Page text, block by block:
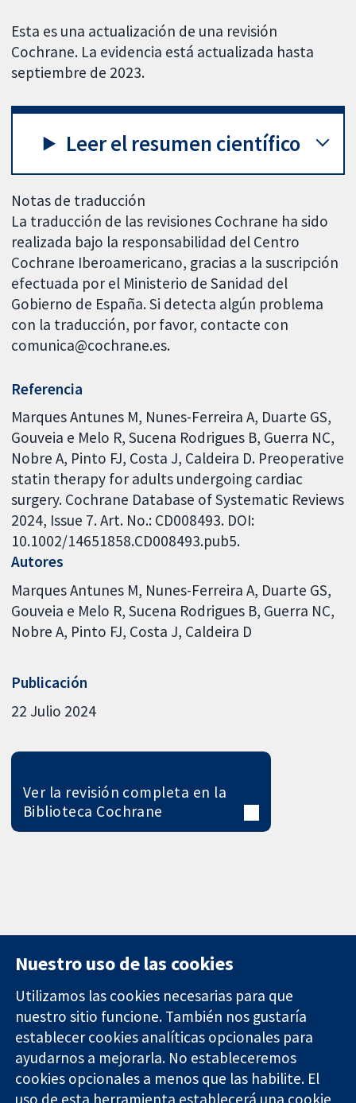
Esta es una actualización de una revisión
Cochrane. La evidencia está actualizada hasta
septiembre de 2023.
Leer el resumen científico
Notas de traducción
La traducción de las revisiones Cochrane ha sido
realizada bajo la responsabilidad del Centro
Cochrane Iberoamericano, gracias a la suscripción
efectuada por el Ministerio de Sanidad del
Gobierno de España. Si detecta algún problema
con la traducción, por favor, contacte con
comunica@cochrane.es.
Referencia
Marques Antunes M, Nunes-Ferreira A, Duarte GS,
Gouveia e Melo R, Sucena Rodrigues B, Guerra NC,
Nobre A, Pinto FJ, Costa J, Caldeira D. Preoperative
statin therapy for adults undergoing cardiac
surgery. Cochrane Database of Systematic Reviews
2024, Issue 7. Art. No.: CD008493. DOI:
10.1002/14651858.CD008493.pub5.
Autores
Marques Antunes M Nunes-Ferreira A Duarte GS
Gouveia e Melo R Sucena Rodrigues B Guerra NC
Nobre A Pinto FJ Costa J Caldeira D
Publicación
22 Julio 2024
Ver la revisión completa en la
Biblioteca Cochrane
Evidencia fiable.
Decisiones
informadas.
11-13 Cavendish
Square
Londres
W1G 0AN
Reino Unido
Contacto
Noticias
Prensa
Sobre
nosotros
Nuestro uso de las cookies
Utilizamos las cookies necesarias para que
nuestro sitio funcione. También nos gustaría
establecer cookies analíticas opcionales para
ayudarnos a mejorarla. No estableceremos
cookies opcionales a menos que las habilite. El
uso de esta herramienta establecerá una cookie